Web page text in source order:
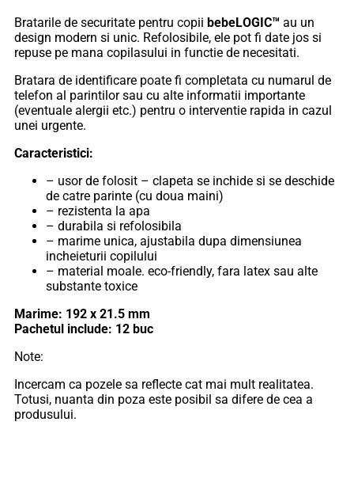
Bratarile de securitate pentru copii bebeLOGIC™ au un
design modern si unic. Refolosibile, ele pot fi date jos si
repuse pe mana copilasului in functie de necesitati.
Bratara de identificare poate fi completata cu numarul de
telefon al parintilor sau cu alte informatii importante
(eventuale alergii etc.) pentru o interventie rapida in cazul
unei urgente.
Caracteristici:
– usor de folosit – clapeta se inchide si se deschide
de catre parinte (cu doua maini)
– rezistenta la apa
– durabila si refolosibila
– marime unica, ajustabila dupa dimensiunea
incheieturii copilului
– material moale. eco-friendly, fara latex sau alte
substante toxice
Marime: 192 x 21.5 mm
Pachetul include: 12 buc
Note:
Incercam ca pozele sa reflecte cat mai mult realitatea.
Totusi, nuanta din poza este posibil sa difere de cea a
produsului.